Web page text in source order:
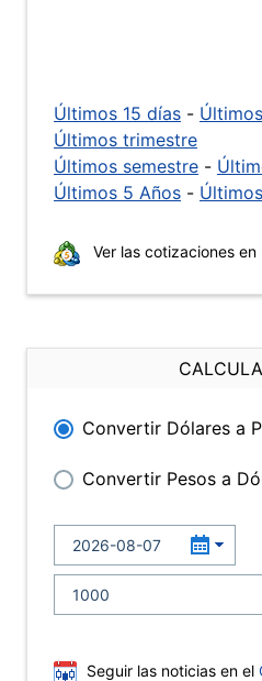
Últimos 15 días -
Últimos trimestre
Últimos semestre -
Últimos 5 Años -
Ver las cotizaciones en
Convertir Dólares a
Convertir Pesos a
Seguir las noticias en el